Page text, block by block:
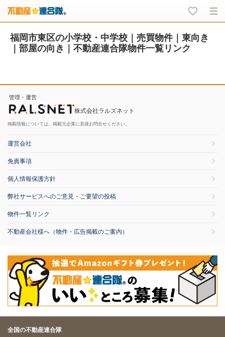
福岡市東区の小学校・中学校｜売買物件｜東向き
｜部屋の向き｜不動産連合隊物件一覧リンク
管理・運営
株式会社ラルズネット
掲載情報については、掲載元企業に直接お問合せください。
運営会社
免責事項
個人情報保護方針
弊社サービスへのご意見・ご要望の投稿
物件一覧リンク
不動産会社様へ（物件・広告掲載のご案内）
全国の不動産連合隊